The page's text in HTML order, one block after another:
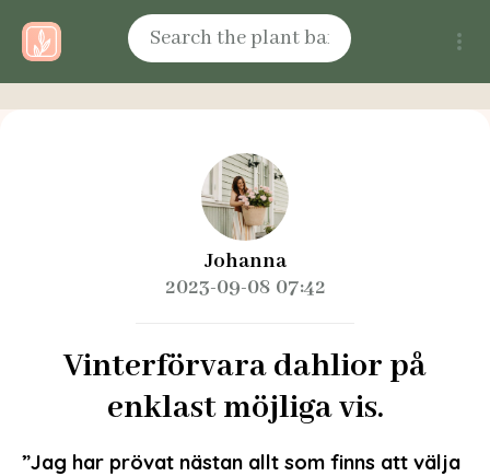
Johanna
2023-09-08 07:42
Vinterförvara dahlior på
enklast möjliga vis.
”Jag har prövat nästan allt som finns att välja